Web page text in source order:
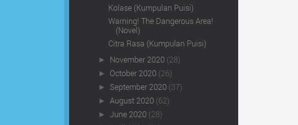
Kolase (Kumpulan Puisi)
Warning! The Dangerous Area!
(Novel)
Citra Rasa (Kumpulan Puisi)
► November 2020 (28)
► October 2020 (26)
► September 2020 (37)
► August 2020 (62)
►June 2020 (28)